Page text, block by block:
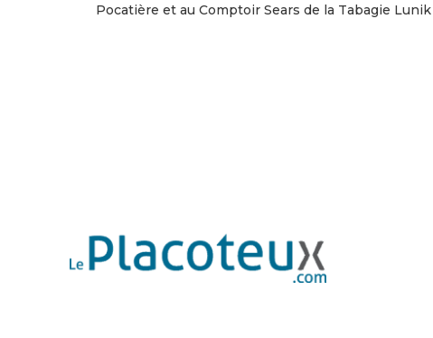
Pocatière et au Comptoir Sears de la Tabagie